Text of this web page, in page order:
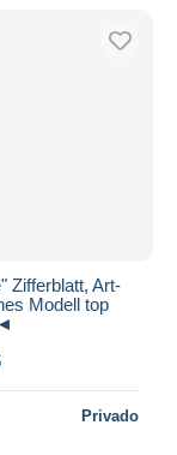
Zifferblatt, Art-
Modell top
Privado